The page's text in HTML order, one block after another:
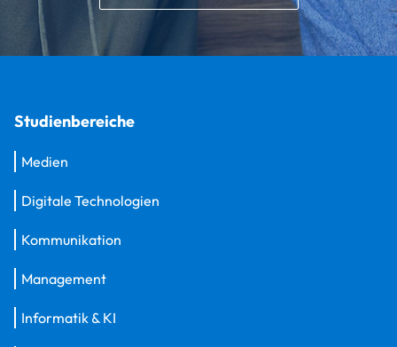
Studienbereiche
Medien
Digitale Technologien
Kommunikation
Management
Informatik & KI